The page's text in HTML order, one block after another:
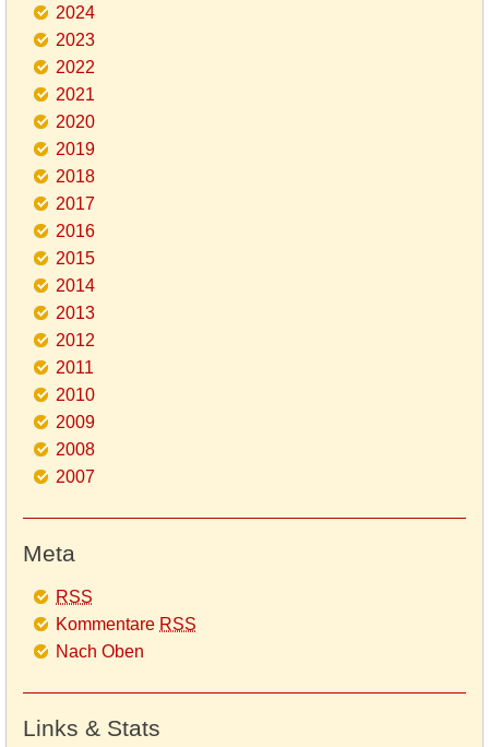
2024
2023
2022
2021
2020
2019
2018
2017
2016
2015
2014
2013
2012
2011
2010
2009
2008
2007
Meta
RSS
Kommentare RSS
Nach Oben
Links & Stats